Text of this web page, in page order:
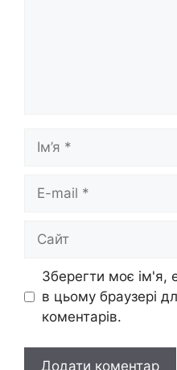
mail
Зберегти моє ім'я,
в цьому браузері
коментарів.